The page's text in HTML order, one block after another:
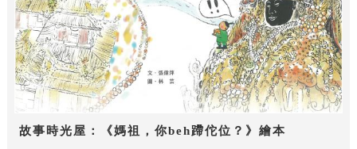
故事時光屋：《媽祖，你beh蹛佗位？》繪本